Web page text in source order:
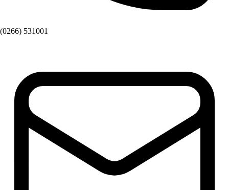
(0266) 531001